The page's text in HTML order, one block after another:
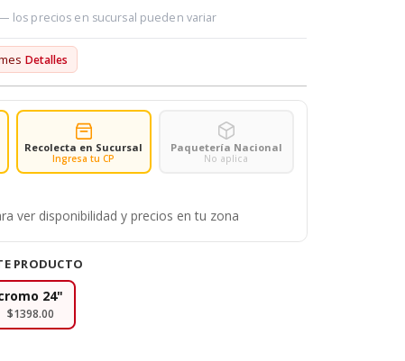
los precios en sucursal pueden variar
Detalles
Recolecta en Sucursal
Ingresa tu CP
Paquetería Nacional
No aplica
ver disponibilidad y precios en tu zona
PRODUCTO
24"
$1398.00